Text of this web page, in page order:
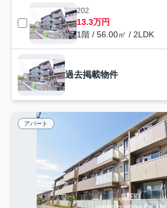
202
13.3万円
1階 / 56.00㎡ / 2LDK
過去掲載物件
アパート